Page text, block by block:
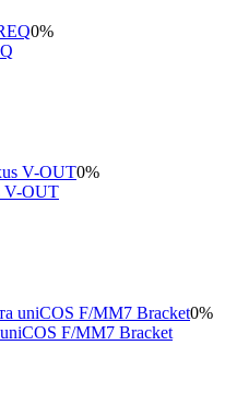
0%
0%
V-OUT
0%
F/MM7 Bracket